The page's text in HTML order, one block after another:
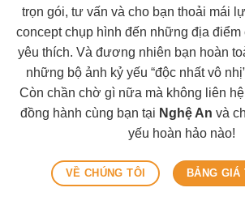
trọn gói, tư vấn và cho bạn thoải mái
concept chụp hình đến những địa điểm
yêu thích. Và đương nhiên bạn hoàn
những bộ ảnh kỷ yếu “độc nhất vô
Còn chần chờ gì nữa mà không liên hệ
đồng hành cùng bạn tại Nghệ An và
yếu hoàn hảo nào!
VỀ CHÚNG TÔI BẢNG GIÁ